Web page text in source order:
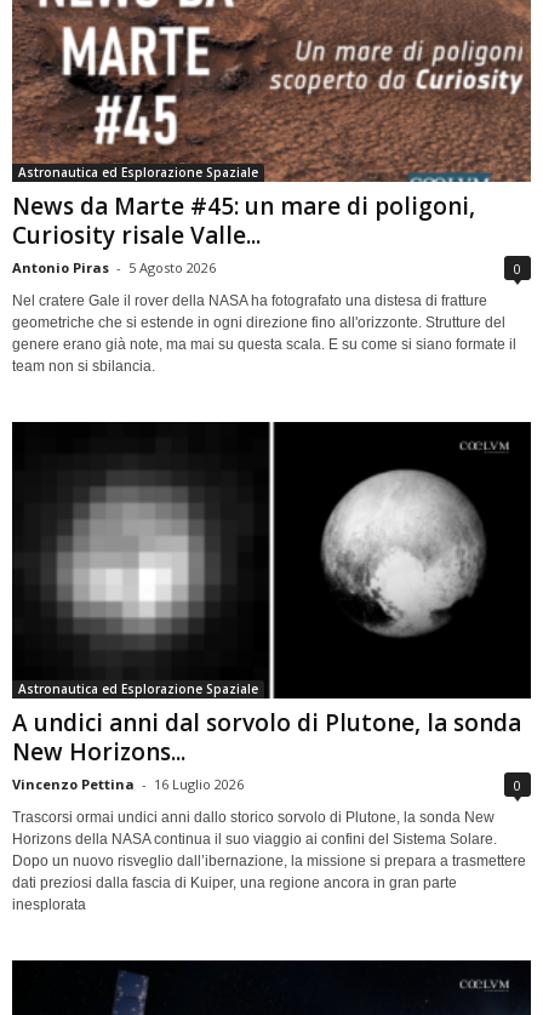
Astronautica ed Esplorazione Spaziale
News da Marte #45: un mare di poligoni,
Curiosity risale Valle...
Antonio Piras - 5 Agosto 2026 0
Nel cratere Gale il rover della NASA ha fotografato una distesa di fratture
geometriche che si estende in ogni direzione fino all'orizzonte. Strutture del
genere erano già note, ma mai su questa scala. E su come si siano formate il
team non si sbilancia.
Astronautica ed Esplorazione Spaziale
A undici anni dal sorvolo di Plutone, la sonda
New Horizons...
Vincenzo Pettina - 16 Luglio 2026 0
Trascorsi ormai undici anni dallo storico sorvolo di Plutone, la sonda New
Horizons della NASA continua il suo viaggio ai confini del Sistema Solare.
Dopo un nuovo risveglio dall’ibernazione, la missione si prepara a trasmettere
dati preziosi dalla fascia di Kuiper, una regione ancora in gran parte
inesplorata